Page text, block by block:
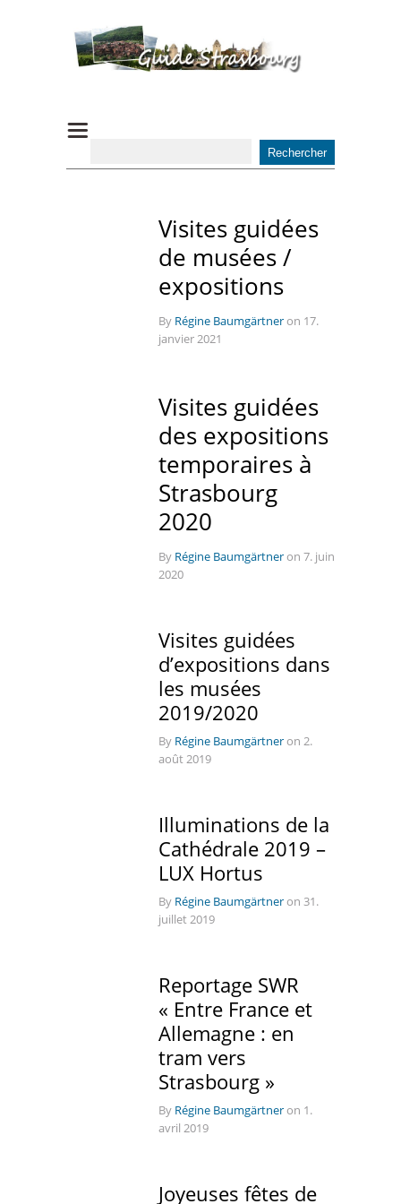
Visites guidées
de musées /
expositions
By Régine Baumgärtneron 17.
janvier 2021
Visites guidées
des expositions
temporaires à
Strasbourg
2020
By Régine Baumgärtneron 7. juin
2020
Visites guidées
d’expositions dans
les musées
2019/2020
By Régine Baumgärtneron 2.
août 2019
Illuminations de la
Cathédrale 2019 –
LUX Hortus
By Régine Baumgärtneron 31.
juillet 2019
Reportage SWR
« Entre France et
Allemagne : en
tram vers
Strasbourg »
By Régine Baumgärtneron 1.
avril 2019
Joyeuses fêtes de